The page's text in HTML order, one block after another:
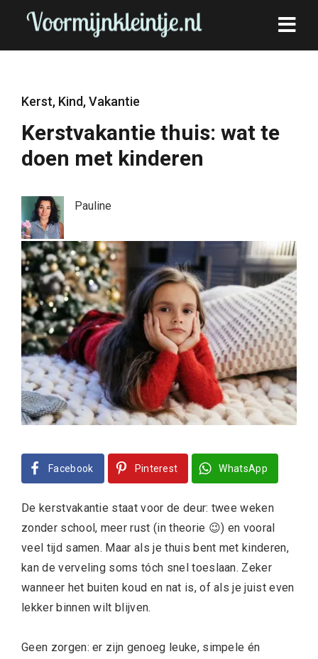
Kerst, Kind,Vakantie
Kerstvakantie thuis: wat te
doen met kinderen
Pauline
Facebook Pinterest WhatsApp
De kerstvakantie staat voor de deur: twee weken
zonder school, meer rust (in theorie 😉) en vooral
veel tijd samen. Maar als je thuis bent met kinderen,
kan de verveling soms tóch snel toeslaan. Zeker
wanneer het buiten koud en nat is, of als je juist even
lekker binnen wilt blijven.
Geen zorgen: er zijn genoeg leuke, simpele én